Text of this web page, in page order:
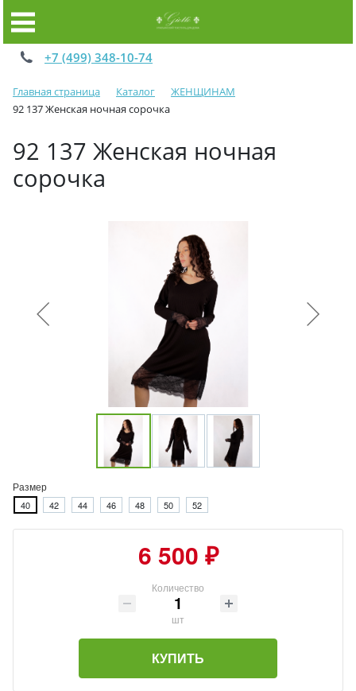
+7 (499) 348-10-74
Главная страница Каталог
ЖЕНЩИНАМ
92 137 Женская ночная сорочка
92 137 Женская ночная
сорочка
Размер
40 42 44 46 48 50 52
6 500 ₽
Количество
шт
КУПИТЬ